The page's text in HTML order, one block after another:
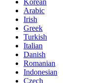
Arabic
Irish
Greek
Turkish
Italian
Danish
Romanian
Indonesian
Czech